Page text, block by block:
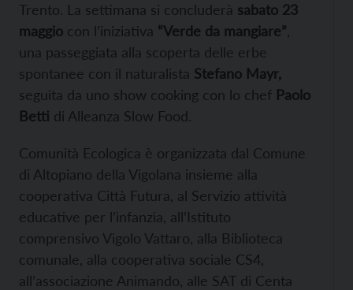
Trento. La settimana si concluderà sabato 23
maggio con l’iniziativa “Verde da mangiare”
una passeggiata alla scoperta delle erbe
spontanee con il naturalista Stefano Mayr,
seguita da uno show cooking con lo chef Paolo
Betti di Alleanza Slow Food.
Comunità Ecologica è organizzata dal Comune
di Altopiano della Vigolana insieme alla
cooperativa Città Futura, al Servizio attività
educative per l’infanzia, all’Istituto
comprensivo Vigolo Vattaro, alla Biblioteca
comunale, alla cooperativa sociale CS4,
all’associazione Animando, alle SAT di Centa